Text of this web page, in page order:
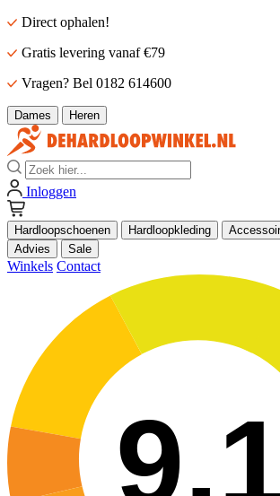
Direct ophalen!
Gratis levering vanaf €79
Vragen? Bel 0182 614600
Dames Heren
Zoek
Inloggen
Hardloopschoenen Hardloopkleding
Advies
Sale
Winkels Contact